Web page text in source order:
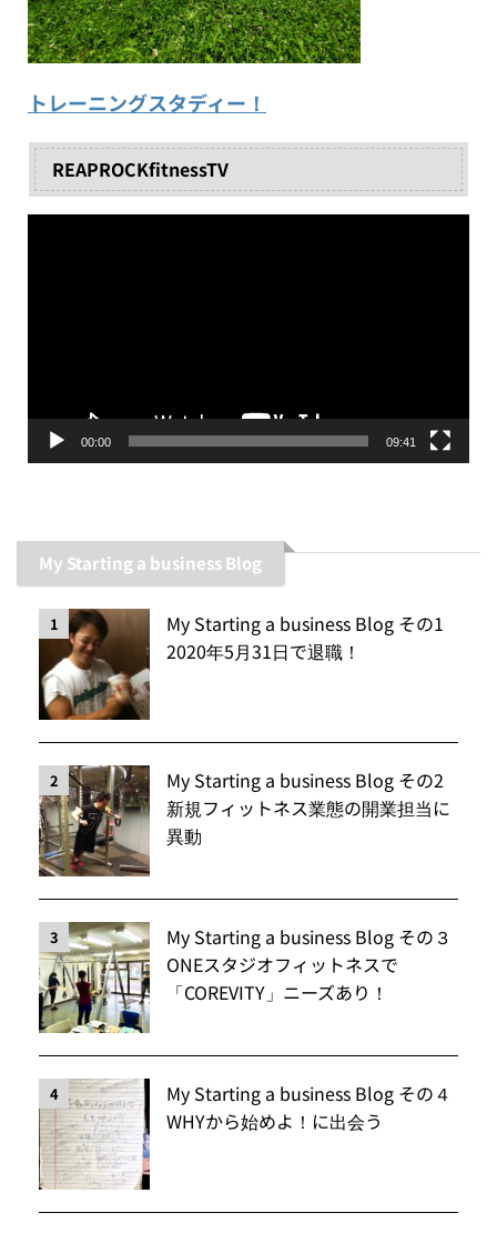
トレーニングスタディー！
REAPROCKfitnessTV
00:00 09:41
My Starting a business Blog
1
My Starting a business Blog その1
2020年5月31日で退職！
2
My Starting a business Blog その2
新規フィットネス業態の開業担当に
異動
3
My Starting a business Blog その３
ONEスタジオフィットネスで
「COREVITY」ニーズあり！
4
My Starting a business Blog その４
WHYから始めよ！に出会う